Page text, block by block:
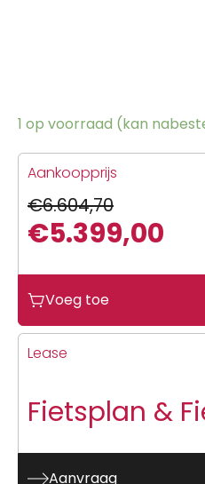
1 op voorraad (kan
Aankoopprijs
€6.604,70
prijs
was:
€6.604,70.
€5.399,00
prijs
is:
€5.399,00.
Voeg toe
Lease
Fietsplan &
Aanvraag